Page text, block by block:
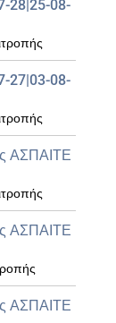
28|25-08-
27|03-08-
ΑΣΠΑΙΤΕ
ΑΣΠΑΙΤΕ
ΑΣΠΑΙΤΕ